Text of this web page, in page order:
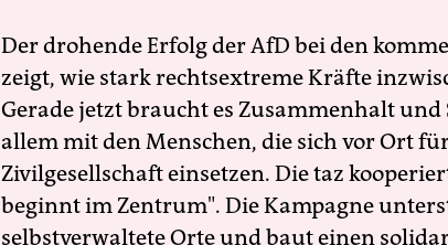
Der drohende Erfolg der AfD bei den
zeigt, wie stark rechtsextreme Kräfte
Gerade jetzt braucht es Zusammenhalt
allem mit den Menschen, die sich vor Ort
Zivilgesellschaft einsetzen. Die taz
beginnt im Zentrum". Die Kampagne
selbstverwaltete Orte und baut einen